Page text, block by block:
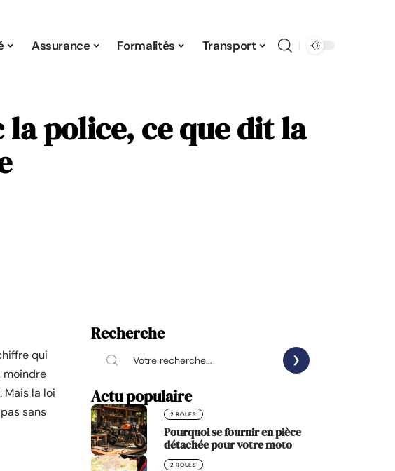
Assurance Formalités Transport
police, ce que dit la
qui
moindre
la loi
sans
Recherche
Actu populaire
2 ROUES
Pourquoi se fournir en pièce
détachée pour votre moto
2 ROUES